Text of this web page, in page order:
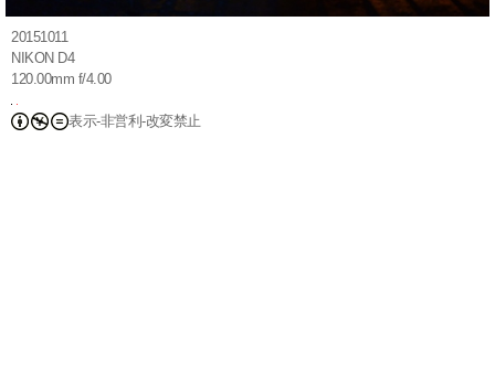
20151011
NIKON D4
120.00mm f/4.00
表示-非営利-改変禁止